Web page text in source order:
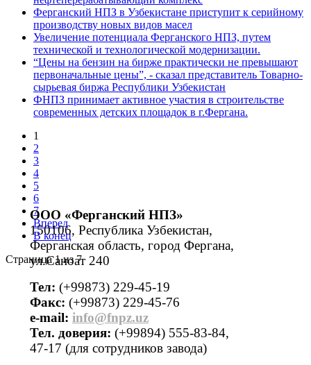
Ферганский НПЗ в Узбекистане приступит к серийному
производству новых видов масел
Увеличение потенциала Ферганского НПЗ, путем
технической и технологической модернизации.
“Цены на бензин на бирже практически не превышают
первоначальные цены”, - сказал представитель Товарно-
сырьевая биржа Республики Узбекистан
ФНПЗ принимает активное участия в строительстве
современных детских площадок в г.Фергана.
1
2
3
4
5
6
7
Вперед
В конец
Страница 1 из 7
ООО «Ферганский НПЗ»
150106, Республика Узбекистан,
Ферганская область, город Фергана,
ул.Саноат 240
Тел: (+99873) 229-45-19
Факс: (+99873) 229-45-76
е-mail: info@fnpz.uz
Тел. доверия: (+99894) 555-83-84,
47-17 (для сотрудников завода)